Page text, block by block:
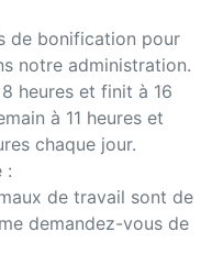
de bonification pour
notre administration.
heures et finit à 16
à 11 heures et
chaque jour.
:
de travail sont de
demandez-vous de